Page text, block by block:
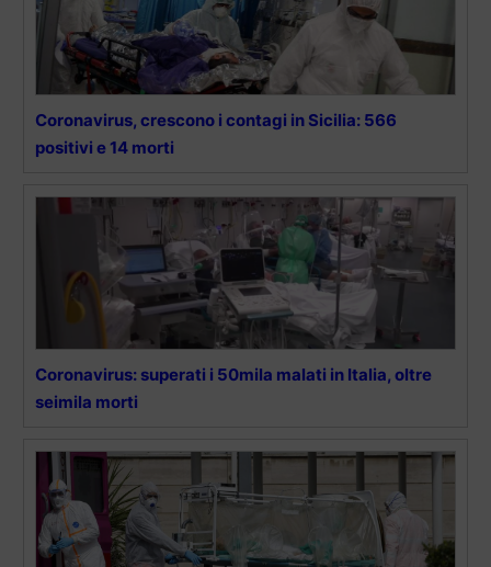
Coronavirus, crescono i contagi in Sicilia: 566
positivi e 14 morti
Coronavirus: superati i 50mila malati in Italia, oltre
seimila morti